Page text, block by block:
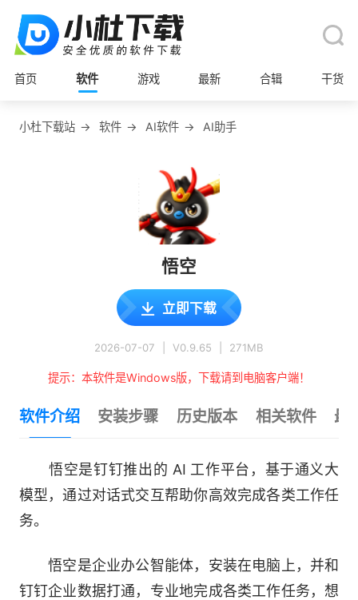
首页 软件 游戏 最新 合辑 干货
小杜下载站 → 软件 → AI软件 → AI助手
悟空
立即下载
2026-07-07 V0.9.65 271MB
提示：本软件是Windows版，下载请到电脑客户端！
软件介绍 安装步骤 历史版本 相关软件 最
悟空是钉钉推出的 AI 工作平台，基于通义大
模型，通过对话式交互帮助你高效完成各类工作任
务。
悟空是企业办公智能体，安装在电脑上，并和
钉钉企业数据打通，专业地完成各类工作任务，想